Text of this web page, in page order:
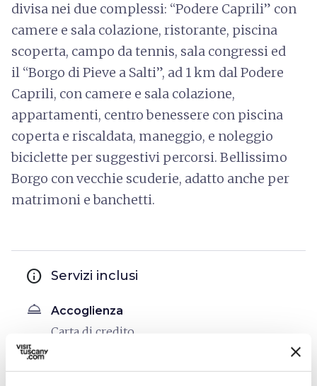
divisa nei due complessi: “Podere Caprili” con
camere e sala colazione, ristorante, piscina
scoperta, campo da tennis, sala congressi ed
il “Borgo di Pieve a Salti”, ad 1 km dal Podere
Caprili, con camere e sala colazione,
appartamenti, centro benessere con piscina
coperta e riscaldata, maneggio, e noleggio
biciclette per suggestivi percorsi. Bellissimo
Borgo con vecchie scuderie, adatto anche per
matrimoni e banchetti.
info Servizi inclusi
room_service Accoglienza
Carta di credito
sports_basketball